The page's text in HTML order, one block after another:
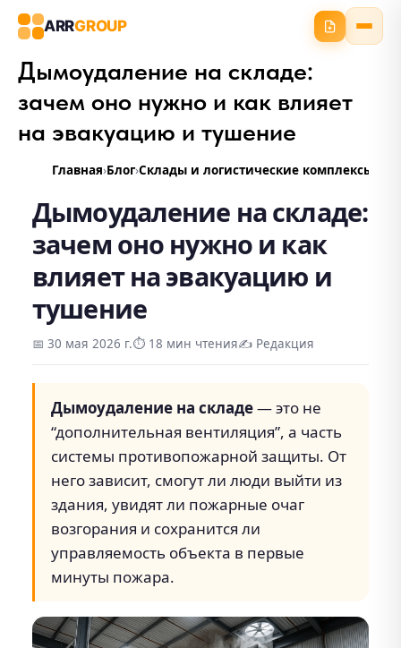
ARRGROUP
Дымоудаление на складе:
зачем оно нужно и как влияет
на эвакуацию и тушение
Главная Блог Склады и логистические комплексы
Дымоудаление на складе:
зачем оно нужно и как
влияет на эвакуацию и
тушение
📅 30 мая 2026 г.⏱️ 18 мин чтения✍️ Редакция
Дымоудаление на складе— это не
“дополнительная вентиляция”, а часть
системы противопожарной защиты. От
него зависит, смогут ли люди выйти из
здания, увидят ли пожарные очаг
возгорания и сохранится ли
управляемость объекта в первые
минуты пожара.